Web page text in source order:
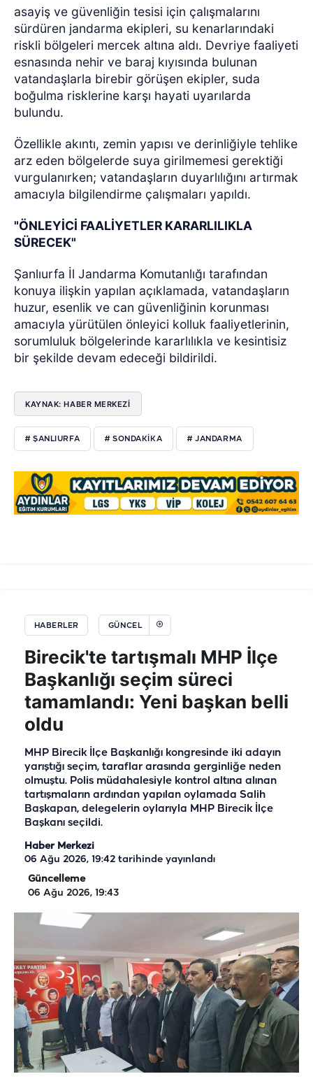
asayiş ve güvenliğin tesisi için çalışmalarını
sürdüren jandarma ekipleri, su kenarlarındaki
riskli bölgeleri mercek altına aldı. Devriye faaliyeti
esnasında nehir ve baraj kıyısında bulunan
vatandaşlarla birebir görüşen ekipler, suda
boğulma risklerine karşı hayati uyarılarda
bulundu.
Özellikle akıntı, zemin yapısı ve derinliğiyle tehlike
arz eden bölgelerde suya girilmemesi gerektiği
vurgulanırken; vatandaşların duyarlılığını artırmak
amacıyla bilgilendirme çalışmaları yapıldı.
"ÖNLEYİCİ FAALİYETLER KARARLILIKLA
SÜRECEK"
Şanlıurfa İl Jandarma Komutanlığı tarafından
konuya ilişkin yapılan açıklamada, vatandaşların
huzur, esenlik ve can güvenliğinin korunması
amacıyla yürütülen önleyici kolluk faaliyetlerinin,
sorumluluk bölgelerinde kararlılıkla ve kesintisiz
bir şekilde devam edeceği bildirildi.
KAYNAK: HABER MERKEZI
# ŞANLIURFA # SONDAKIKA # JANDARMA
HABERLER GÜNCEL
Birecik'te tartışmalı MHP İlçe
Başkanlığı seçim süreci
tamamlandı: Yeni başkan belli
oldu
MHP Birecik İlçe Başkanlığı kongresinde iki adayın
yarıştığı seçim, taraflar arasında gerginliğe neden
olmuştu. Polis müdahalesiyle kontrol altına alınan
tartışmaların ardından yapılan oylamada Salih
Başkapan, delegelerin oylarıyla MHP Birecik İlçe
Başkanı seçildi.
Haber Merkezi
06 Ağu 2026, 19:42 tarihinde yayınlandı
Güncelleme
06 Ağu 2026, 19:43